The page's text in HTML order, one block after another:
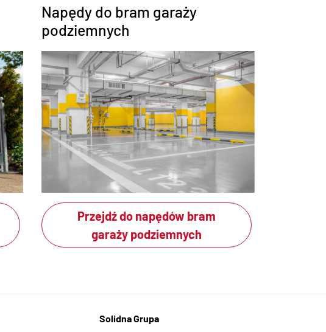
Napędy do bram garaży
podziemnych
Przejdź do napędów bram
garaży podziemnych
Solidna Grupa